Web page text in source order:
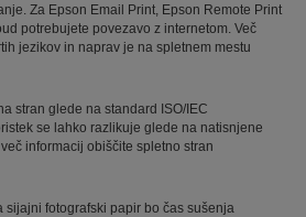
Za Epson Email Print, Epson Remote Print
potrebujete povezavo z internetom. Več
jezikov in naprav je na spletnem mestu
stran glede na standard ISO/IEC
se lahko razlikuje glede na natisnjene
informacij obiščite spletno stran
sijajni fotografski papir bo čas sušenja